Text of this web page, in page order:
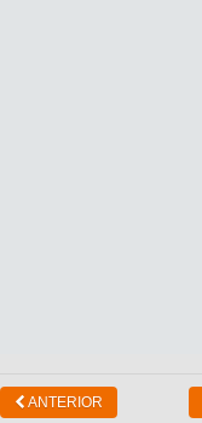
ANTERIOR